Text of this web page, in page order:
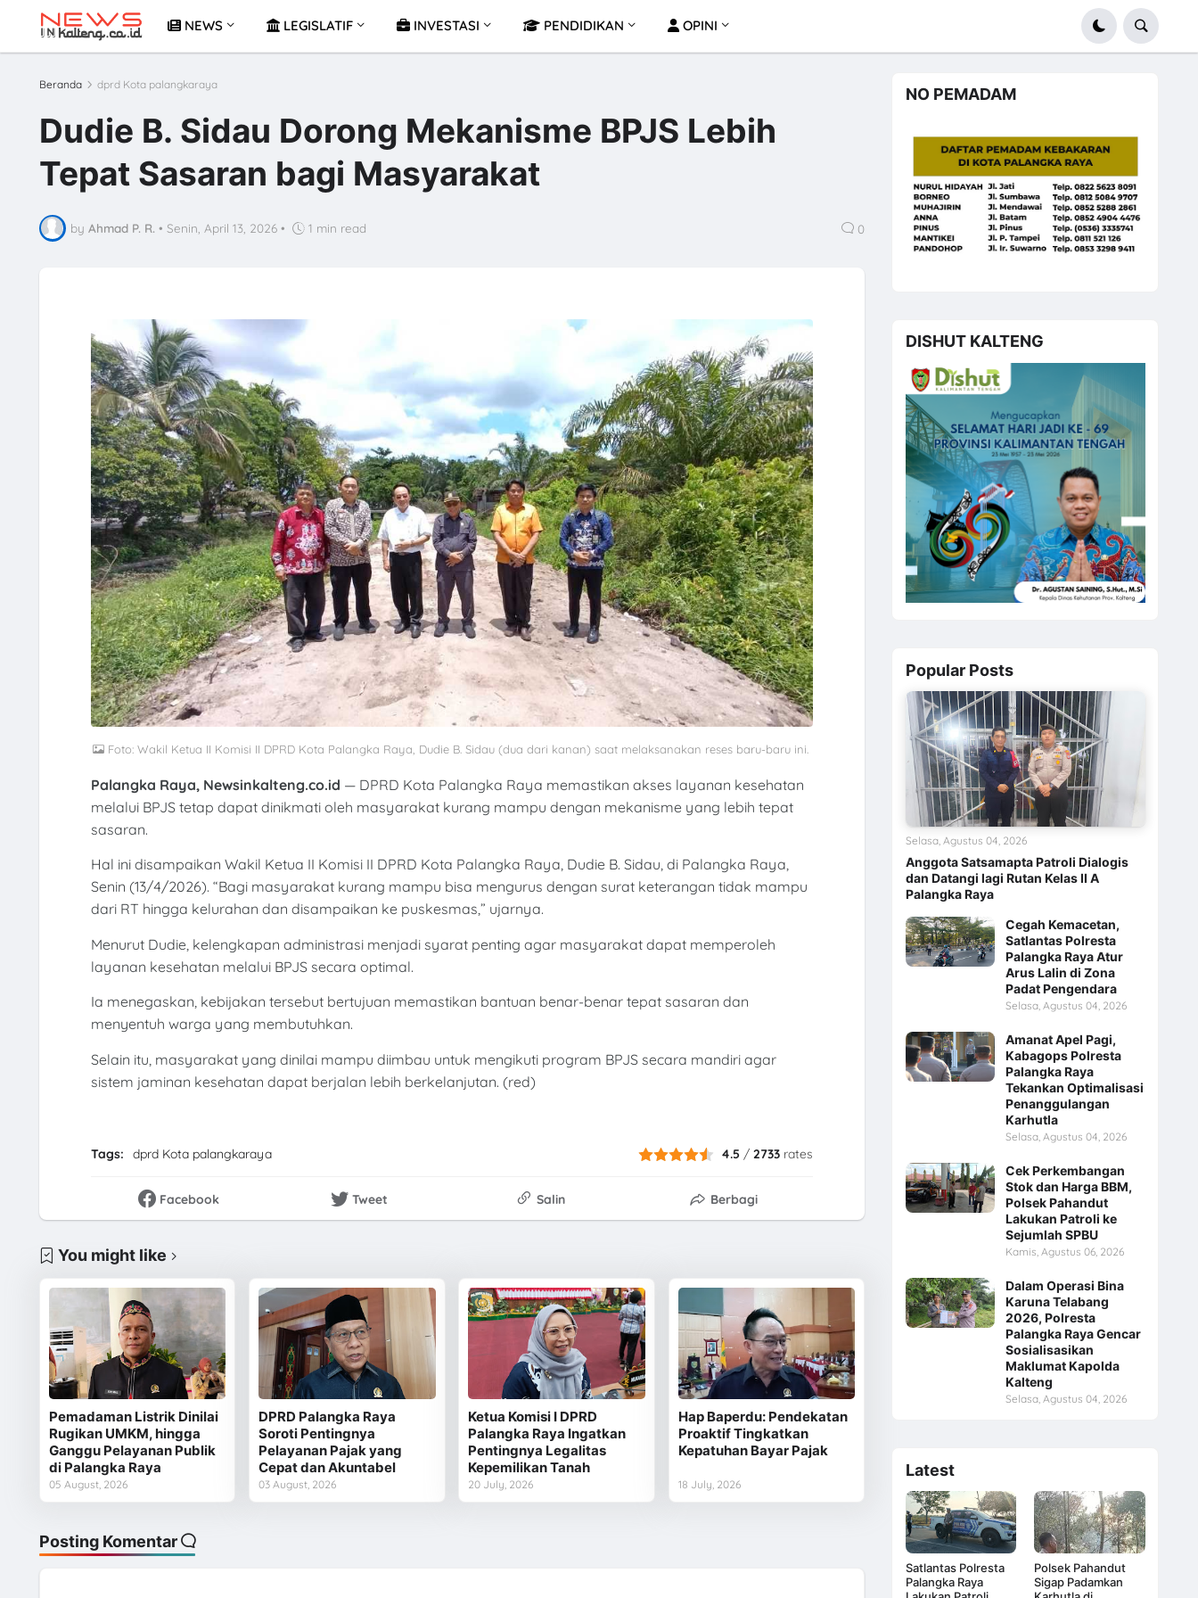
NEWS LEGISLATIF INVESTASI PENDIDIKAN OPINI
Beranda dprd Kota palangkaraya
Dudie B. Sidau Dorong Mekanisme BPJS Lebih
Tepat Sasaran bagi Masyarakat
by Ahmad P. R. • Senin, April 13, 2026 • 1 min read 0
Foto: Wakil Ketua II Komisi II DPRD Kota Palangka Raya, Dudie B. Sidau (dua dari kanan) saat melaksanakan reses baru-baru ini.
Palangka Raya, Newsinkalteng.co.id — DPRD Kota Palangka Raya memastikan akses layanan kesehatan
melalui BPJS tetap dapat dinikmati oleh masyarakat kurang mampu dengan mekanisme yang lebih tepat
sasaran.
Hal ini disampaikan Wakil Ketua II Komisi II DPRD Kota Palangka Raya, Dudie B. Sidau, di Palangka Raya,
Senin (13/4/2026). “Bagi masyarakat kurang mampu bisa mengurus dengan surat keterangan tidak mampu
dari RT hingga kelurahan dan disampaikan ke puskesmas,” ujarnya.
Menurut Dudie, kelengkapan administrasi menjadi syarat penting agar masyarakat dapat memperoleh
layanan kesehatan melalui BPJS secara optimal.
Ia menegaskan, kebijakan tersebut bertujuan memastikan bantuan benar-benar tepat sasaran dan
menyentuh warga yang membutuhkan.
Selain itu, masyarakat yang dinilai mampu diimbau untuk mengikuti program BPJS secara mandiri agar
sistem jaminan kesehatan dapat berjalan lebih berkelanjutan. (red)
Tags: dprd Kota palangkaraya 4.5 /2733 rates
Facebook Tweet Salin Berbagi
You might like
Pemadaman Listrik Dinilai
Rugikan UMKM, hingga
Ganggu Pelayanan Publik
di Palangka Raya
05 August, 2026
DPRD Palangka Raya
Soroti Pentingnya
Pelayanan Pajak yang
Cepat dan Akuntabel
03 August, 2026
Ketua Komisi I DPRD
Palangka Raya Ingatkan
Pentingnya Legalitas
Kepemilikan Tanah
20 July, 2026
Hap Baperdu: Pendekatan
Proaktif Tingkatkan
Kepatuhan Bayar Pajak
18 July, 2026
Posting Komentar
NO PEMADAM
DISHUT KALTENG
Popular Posts
Anggota Satsamapta Patroli Dialogis
dan Datangi lagi Rutan Kelas II A
Palangka Raya
Selasa, Agustus 04, 2026
Cegah Kemacetan,
Satlantas Polresta
Palangka Raya Atur
Arus Lalin di Zona
Padat Pengendara
Selasa, Agustus 04, 2026
Amanat Apel Pagi,
Kabagops Polresta
Palangka Raya
Tekankan Optimalisasi
Penanggulangan
Karhutla
Selasa, Agustus 04, 2026
Cek Perkembangan
Stok dan Harga BBM,
Polsek Pahandut
Lakukan Patroli ke
Sejumlah SPBU
Kamis, Agustus 06, 2026
Dalam Operasi Bina
Karuna Telabang
2026, Polresta
Palangka Raya Gencar
Sosialisasikan
Maklumat Kapolda
Kalteng
Selasa, Agustus 04, 2026
Latest
Satlantas Polresta
Palangka Raya
Polsek Pahandut
Sigap Padamkan